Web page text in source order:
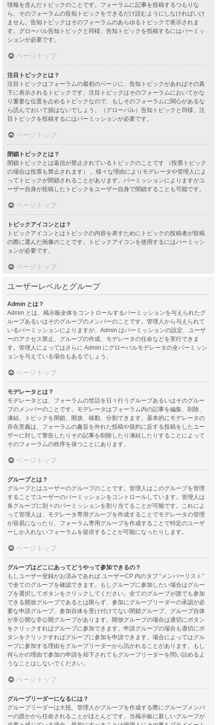
情報を含んだトピックのことです。フォーラムに記事を投稿するつもりな
ら、そのフォーラムの告知トピックをできるだけ読むようにしなければいけ
ません。告知トピックはそのフォーラムのあらゆるトピックで表示されま
す。グローバル告知トピックと同様、告知トピックを投稿するにはパーミッ
ションが必要です。
ページトップ
注目トピックとは？
注目トピックはフォーラムの最初のページに、告知トピックがあればその真
下に表示されるトピックです。注目トピックはそのフォーラムにおいてかな
り重要な位置を占めるトピックなので、もしそのフォーラムに関心があるな
ら読んでおいて損はないでしょう。（グローバル）告知トピックと同様、注
目トピックを投稿するにはパーミッションが必要です。
ページトップ
閉鎖トピックとは？
閉鎖トピックとは返信が禁止されているトピックのことです （投票トピック
の場合は投票も禁止されます） 。様々な理由によりモデレータや管理人によ
ってトピックが閉鎖されることがあります。パーミッションによりますがユ
ーザー自身が投稿したトピックをユーザー自身で閉鎖することも可能です。
ページトップ
トピックアイコンとは？
トピックアイコンとはトピックの内容を表すためにトピックの投稿者が投稿
の際に選んだ画像のことです。トピックアイコンを使用するにはパーミッシ
ョンが必要です。
ページトップ
ユーザーレベルとグループ
Admin とは？
Admin とは、掲示板全体をコントロールするパーミッションを与えられたグ
ループあるいはそのグループのメンバーのことです。管理人から与えられて
いるパーミッションによりますが、Admin はパーミッションの設定、ユーザ
ーのアクセス禁止、グループの作成、モデレータの任命などを実行できま
す。管理人によってはさらに Admin にグローバルモデレータの全パーミッシ
ョンを与えている場合もあるでしょう。
ページトップ
モデレータとは？
モデレータとは、フォーラムの世話を日々行うグループあるいはそのグルー
プのメンバーのことです。モデレータはフォーラム内の記事を編集、削除、
凍結、トピックを閉鎖、開放、移動、分割できます。基本的にモデレータの
存在意義は、フォーラムの趣旨を外れた投稿や規約に反する投稿をしたユー
ザーに対して警告したりその記事を削除したり凍結したりすることによって
そのフォーラムの秩序を保つことにあります。
ページトップ
グループとは？
グループとはユーザーのグループのことです。管理人はこのグループを管理
することでユーザーのパーミッションをコントロールしています。管理人は
各グループに別々のパーミッションを割り当てることが可能です。これによ
って管理人は、モデレータ専用グループを作成することでモデレータの管理
が容易になったり、フォーラム専用グループを作成することで特定のユーザ
ーしか入れないフォーラムを提供することが可能になったりします。
ページトップ
グループはどこにあってどうやって参加できるの？
もしユーザー登録がお済みであれば ユーザーCP 内のタブ “メンバーリスト”
で全てのグループを確認できます。もしグループに参加したい場合はグルー
プを選択してボタンをクリックしてください。全てのグループが誰でも参加
できる開放グループであるとは限らず、参加にグループリーダーの承認が必
要な申請グループ、参加自体を受け付けてない閉鎖グループ、グループ自体
が非公開な非公開グループがあります。開放グループの場合は適切にボタン
をクリックすればグループに参加できます。申請グループの場合も適切にボ
タンをクリックすればグループに参加を申請できます。場合によってはグル
ープに参加する理由をグループリーダーから訊かれることがあります。もし
何らかの理由で参加の申請を却下されてもグループリーダーを問い詰めるよ
うなことはしないでください。
ページトップ
グループリーダーになるには？
グループリーダーは大抵、管理人がグループを作成する際にグループメンバ
ーの誰かから任命されることがほとんどです。当掲示板に新しいグループが